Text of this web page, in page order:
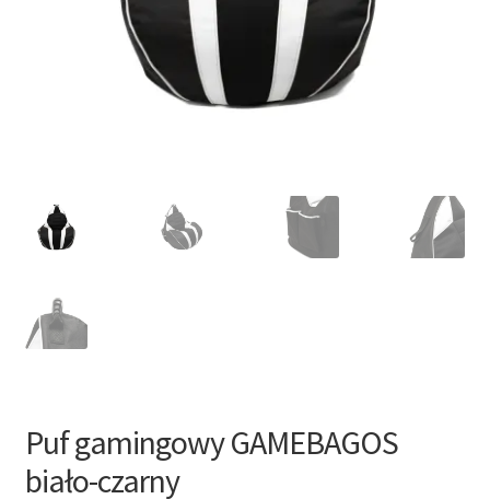
Puf gamingowy GAMEBAGOS
biało-czarny